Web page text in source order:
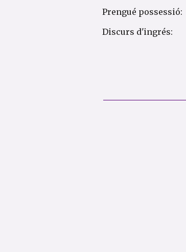
Prengué possessió:
Discurs d'ingrés: